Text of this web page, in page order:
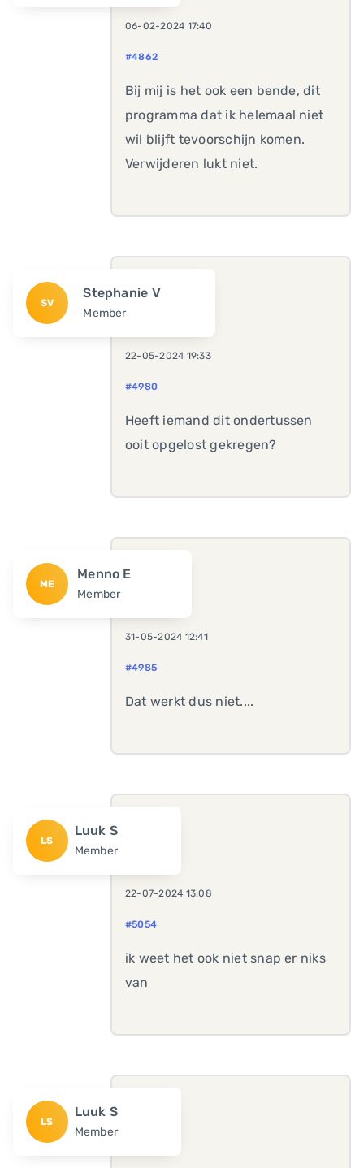
06-02-2024 17:40
#4862
Bij mij is het ook een bende, dit
programma dat ik helemaal niet
wil blijft tevoorschijn komen.
Verwijderen lukt niet.
SV
Stephanie V
Member
22-05-2024 19:33
#4980
Heeft iemand dit ondertussen
ooit opgelost gekregen?
ME
Menno E
Member
31-05-2024 12:41
#4985
Dat werkt dus niet....
LS
Luuk S
Member
22-07-2024 13:08
#5054
ik weet het ook niet snap er niks
van
LS
Luuk S
Member